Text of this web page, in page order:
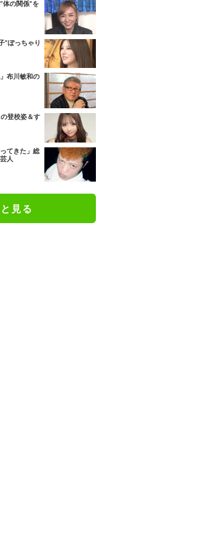
体の関係”を
”ぽっちゃり
布川敏和の
登校姿＆す
てきた」総
人
見る